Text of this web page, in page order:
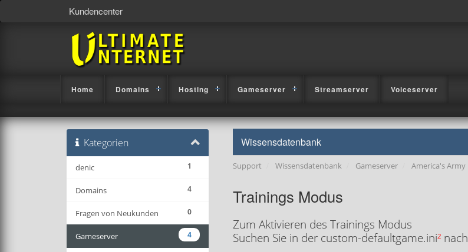
Kundencenter
Home Domains Hosting Gameserver Streamserver Voiceserver
Wissensdatenbank
Support Wissensdatenbank Gameserver America's Army
Kategorien
1
denic
4
Domains
0
Fragen von Neukunden
4
Gameserver
Trainings Modus
Zum Aktivieren des Trainings Modus
Suchen Sie in der custom-defaultgame.ini²nach